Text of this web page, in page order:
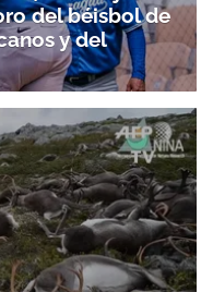
nuestro boletín.
ACEPTAR
del béisbol de
y del